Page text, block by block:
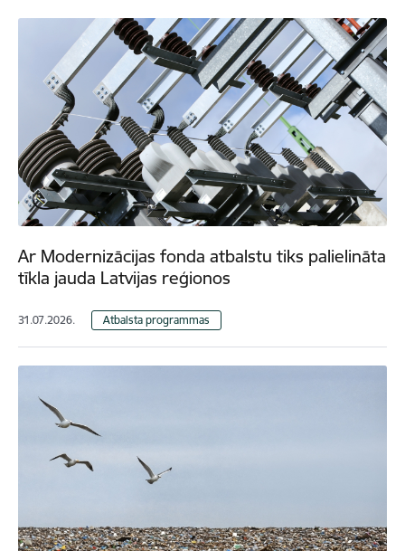
Ar Modernizācijas fonda atbalstu tiks palielināta
tīkla jauda Latvijas reģionos
31.07.2026. Atbalsta programmas